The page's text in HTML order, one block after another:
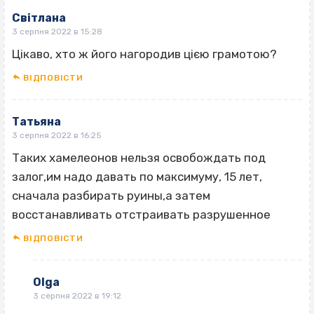
Світлана
3 серпня 2022 в 15:28
Цікаво, хто ж його нагородив цією грамотою?
ВІДПОВІCТИ
Татьяна
3 серпня 2022 в 16:25
Таких хамелеонов нельзя освобождать под
залог,им надо давать по максимуму, 15 лет,
сначала разбирать руины,а затем
восстанавливать отстраивать разрушенное
ВІДПОВІCТИ
Оlga
3 серпня 2022 в 19:12